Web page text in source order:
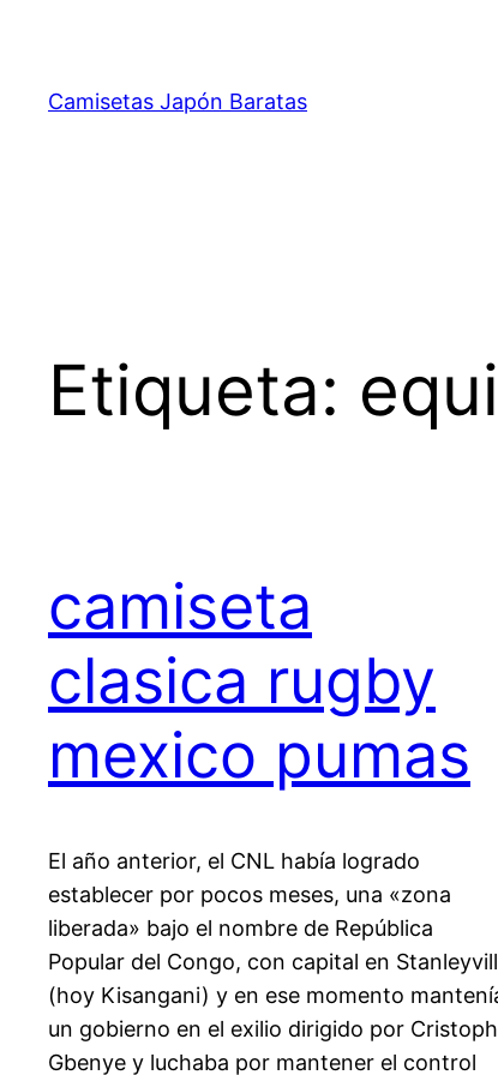
contenido
Camisetas Japón Baratas
Etiqueta:
camiseta
clasica rugby
mexico pumas
El año anterior, el CNL había logrado
establecer por pocos meses, una «zona
liberada» bajo el nombre de República
Popular del Congo, con capital en
(hoy Kisangani) y en ese momento
un gobierno en el exilio dirigido por
Gbenye y luchaba por mantener el control